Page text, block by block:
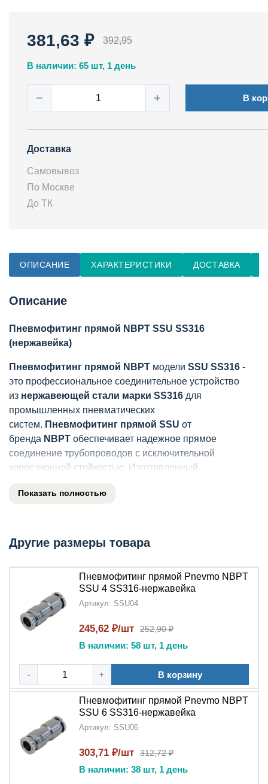
381,63 ₽ 392,95
В наличии: 65 шт, 1 день
− + В
Доставка
Самовывоз
По Москве
До ТК
ОПИСАНИЕ ХАРАКТЕРИСТИКИ ДОСТАВКА
Описание
Пневмофитинг прямой NBPT SSU SS316
(нержавейка)
Пневмофитинг прямой NBPT модели SSU SS316 -
это профессиональное соединительное устройство
из нержавеющей стали марки SS316 для
промышленных пневматических
систем. Пневмофитинг прямой SSU от
бренда NBPT обеспечивает надежное прямое
соединение трубопроводов с исключительной
коррозионной стойкостью. Изготовленный
этотфитинготличается повышенной прочностью и
обеспечивает защиту от ржавчины и
химических воздействий
Надежность соединения
прямой NBPTгарантирует герметичность и
Долгий срок службы:
Продукция
NBPT
сохраняет свойства в
экстремальных условиях
Гигиеничность: Идеален для пищевой и
фармацевтической промышленности
Механическая прочность: Выдерживает
высокие нагрузки и вибрации
Показать полностью
Другие размеры товара
Пневмофитинг прямой Pnevmo NBPT
SSU 4 SS316-нержавейка
Артикул: SSU04
245,62 ₽/шт 252,90 ₽
В наличии: 58 шт, 1 день
- + В корзину
Пневмофитинг прямой Pnevmo NBPT
SSU 6 SS316-нержавейка
Артикул: SSU06
303,71 ₽/шт 312,72 ₽
В наличии: 38 шт, 1 день